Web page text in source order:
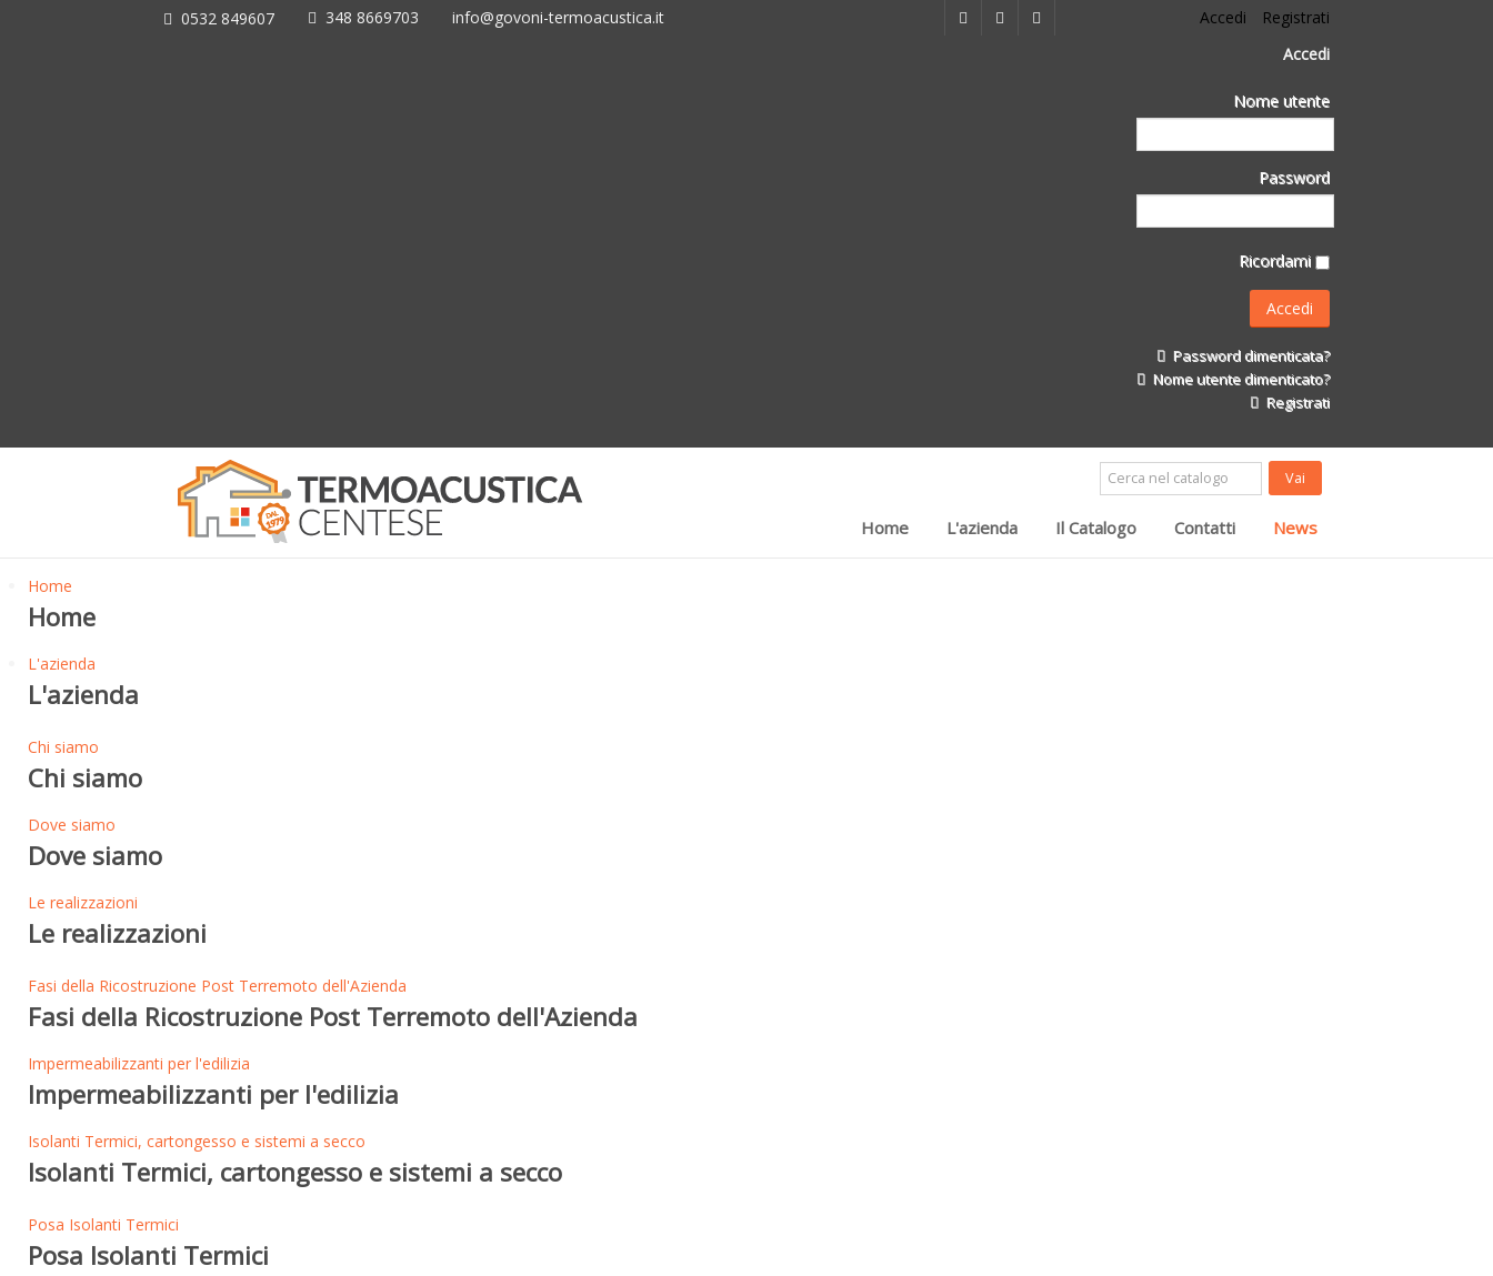
0532 849607 348 8669703 info@govoni-termoacustica.it Accedi
Registrati
Accedi
Nome utente
Password
Ricordami
Password dimenticata?
Nome utente dimenticato?
Registrati
Home L'azienda Il Catalogo Contatti News
Home
Home
L'azienda
L'azienda
Chi siamo
Chi siamo
Dove siamo
Dove siamo
Le realizzazioni
Le realizzazioni
Fasi della Ricostruzione Post Terremoto dell'Azienda
Fasi della Ricostruzione Post Terremoto dell'Azienda
Impermeabilizzanti per l'edilizia
Impermeabilizzanti per l'edilizia
Isolanti Termici, cartongesso e sistemi a secco
Isolanti Termici, cartongesso e sistemi a secco
Posa Isolanti Termici
Posa Isolanti Termici